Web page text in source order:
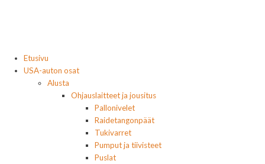
Etusivu
USA-auton osat
Alusta
Ohjauslaitteet ja jousitus
Pallonivelet
Raidetangonpäät
Tukivarret
Pumput ja tiivisteet
Puslat